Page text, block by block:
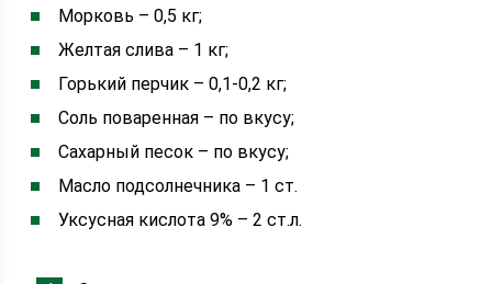
Морковь – 0,5 кг;
Желтая слива – 1 кг;
Горький перчик – 0,1-0,2 кг;
Соль поваренная – по вкусу;
Сахарный песок – по вкусу;
Масло подсолнечника – 1 ст.
Уксусная кислота 9% – 2 ст.л.